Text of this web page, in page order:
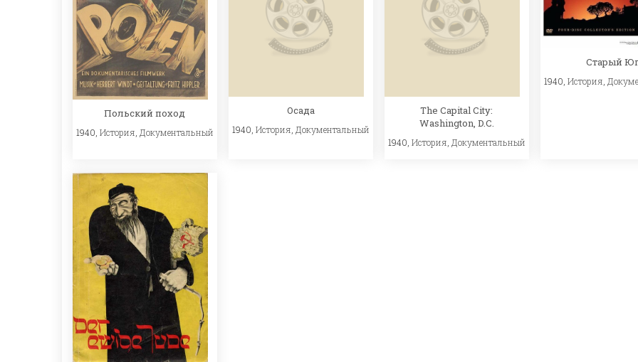
Польский поход
1940, История, Документальный
Осада
1940, История Документальный
The Capital City:
Washington, D.C.
1940, История Документальный
Старый
1940, История